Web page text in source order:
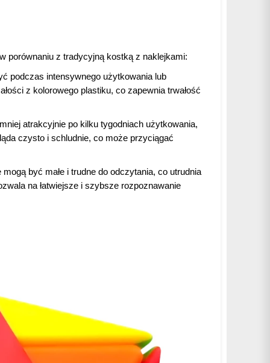
porównaniu z tradycyjną kostką z naklejkami:
podczas intensywnego użytkowania lub
z kolorowego plastiku, co zapewnia trwałość
atrakcyjnie po kilku tygodniach użytkowania,
czysto i schludnie, co może przyciągać
być małe i trudne do odczytania, co utrudnia
na łatwiejsze i szybsze rozpoznawanie